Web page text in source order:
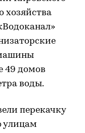
хозяйства
49 домов
воды.
перекачку
улицам